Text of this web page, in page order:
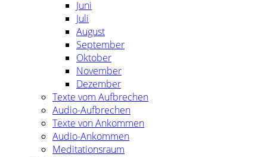
Juni
Juli
August
September
Oktober
November
Dezember
Texte vom Aufbrechen
Audio-Aufbrechen
Texte von Ankommen
Audio-Ankommen
Meditationsraum